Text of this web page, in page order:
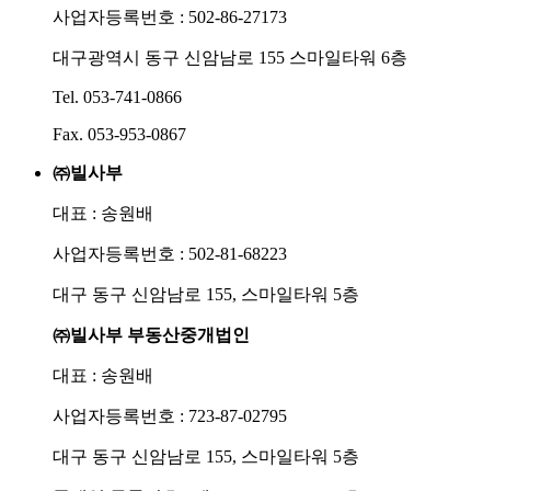
사업자등록번호 : 502-86-27173
대구광역시 동구 신암남로 155 스마일타워 6층
Tel. 053-741-0866
Fax. 053-953-0867
㈜빌사부
대표 : 송원배
사업자등록번호 : 502-81-68223
대구 동구 신암남로 155, 스마일타워 5층
㈜빌사부 부동산중개법인
대표 : 송원배
사업자등록번호 : 723-87-02795
대구 동구 신암남로 155, 스마일타워 5층